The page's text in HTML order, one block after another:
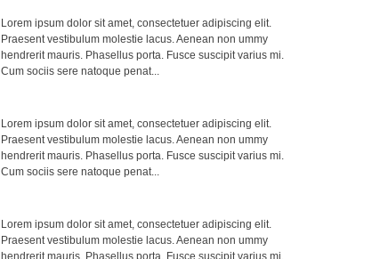
Lorem ipsum dolor sit amet, consectetuer adipiscing elit.
Praesent vestibulum molestie lacus. Aenean non ummy
hendrerit mauris. Phasellus porta. Fusce suscipit varius mi.
Cum sociis sere natoque penat...
Lorem ipsum dolor sit amet, consectetuer adipiscing elit.
Praesent vestibulum molestie lacus. Aenean non ummy
hendrerit mauris. Phasellus porta. Fusce suscipit varius mi.
Cum sociis sere natoque penat...
Lorem ipsum dolor sit amet, consectetuer adipiscing elit.
Praesent vestibulum molestie lacus. Aenean non ummy